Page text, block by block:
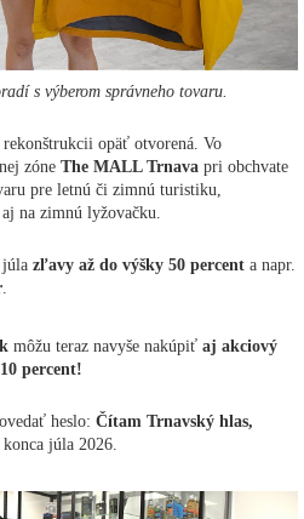
s výberom správneho tovaru.
rekonštrukcii opäť otvorená. Vo
zóne The MALL Trnava pri obchvate
pre letnú či zimnú turistiku,
na zimnú lyžovačku.
júla zľavy až do výšky 50 percent a napr.
.
môžu teraz navyše nakúpiť aj akciový
percent!
heslo: Čítam Trnavský hlas,
júla 2026.